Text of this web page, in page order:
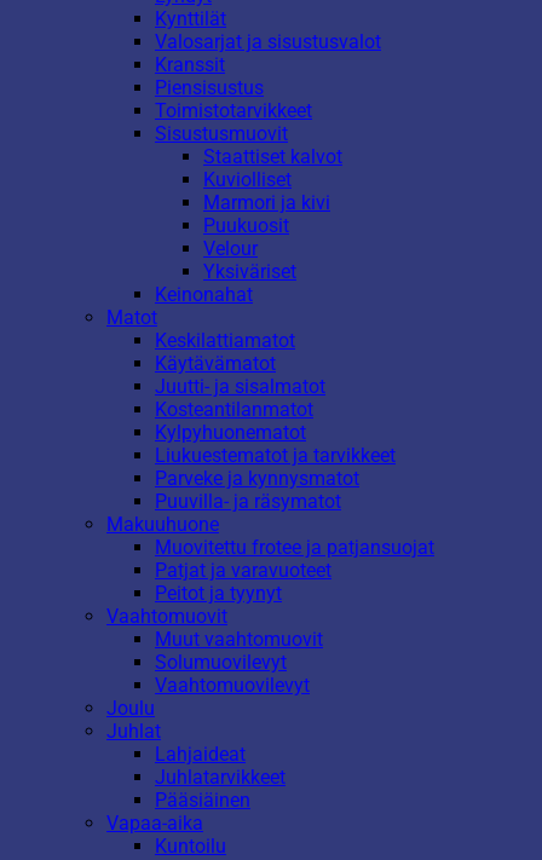
Kynttilät
Valosarjat ja sisustusvalot
Kranssit
Piensisustus
Toimistotarvikkeet
Sisustusmuovit
Staattiset kalvot
Kuviolliset
Marmori ja kivi
Puukuosit
Velour
Yksiväriset
Keinonahat
Matot
Keskilattiamatot
Käytävämatot
Juutti- ja sisalmatot
Kosteantilanmatot
Kylpyhuonematot
Liukuestematot ja tarvikkeet
Parveke ja kynnysmatot
Puuvilla- ja räsymatot
Makuuhuone
Muovitettu frotee ja patjansuojat
Patjat ja varavuoteet
Peitot ja tyynyt
Vaahtomuovit
Muut vaahtomuovit
Solumuovilevyt
Vaahtomuovilevyt
Joulu
Juhlat
Lahjaideat
Juhlatarvikkeet
Pääsiäinen
Vapaa-aika
Kuntoilu